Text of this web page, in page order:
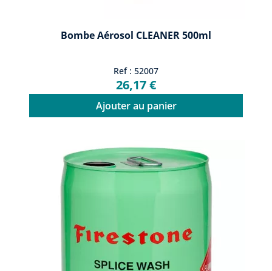
Bombe Aérosol CLEANER 500ml
Ref : 52007
26,17 €
Ajouter au panier